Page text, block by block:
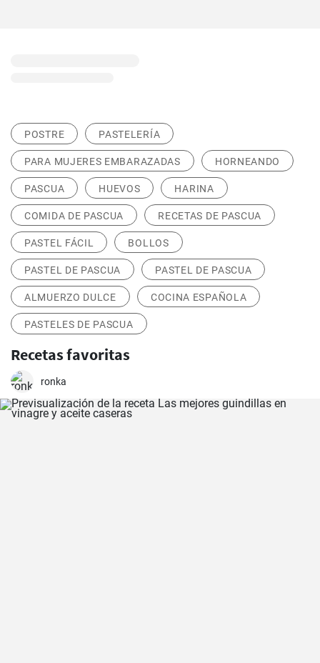
POSTRE PASTELERÍA
PARA MUJERES EMBARAZADAS HORNEANDO
PASCUA HUEVOS HARINA
COMIDA DE PASCUA RECETAS DE PASCUA
PASTEL FÁCIL BOLLOS
PASTEL DE PASCUA PASTEL DE PASCUA
ALMUERZO DULCE COCINA ESPAÑOLA
PASTELES DE PASCUA
Recetas favoritas
ronka